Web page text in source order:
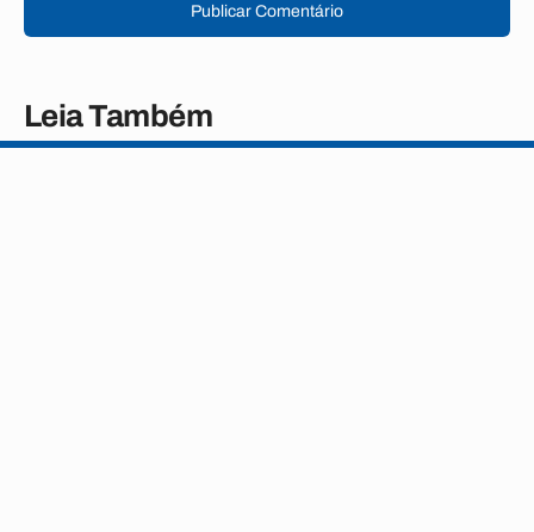
Publicar Comentário
Leia Também